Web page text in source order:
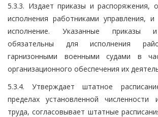
5.3.3. Издает приказы и распоряжения,
исполнения работниками управления,
исполнение. Указанные приказы
обязательны для исполнения
гарнизонными военными судами в
организационного обеспечения их
5.3.4. Утверждает штатное
пределах установленной
труда, согласовывает штатные